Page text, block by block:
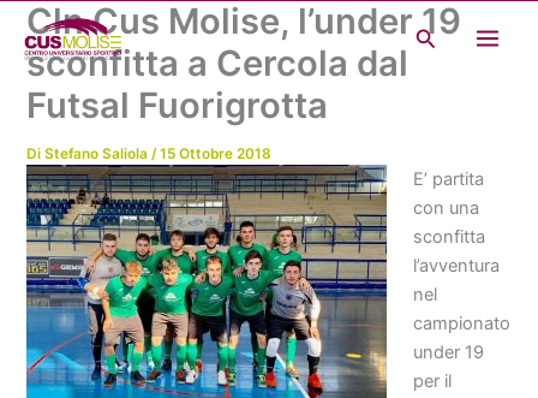
contenuto
Cerca
Cln Cus Molise, l’under 19
sconfitta a Cercola dal
Futsal Fuorigrotta
DiStefano Saliola/15 Ottobre 2018
E’ partita
con una
sconfitta
l’avventura
nel
campionato
under 19
per il